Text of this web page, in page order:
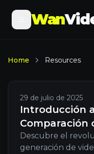
Wan
Home Resources
29 de julio de 2025
Introducción
Comparación
Descubre el
generación de